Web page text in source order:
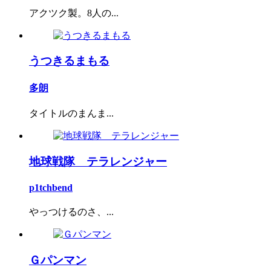
アクツク製。8人の...
うつきるまもる
多朗
タイトルのまんま...
地球戦隊 テラレンジャー
p1tchbend
やっつけるのさ、...
Ｇパンマン